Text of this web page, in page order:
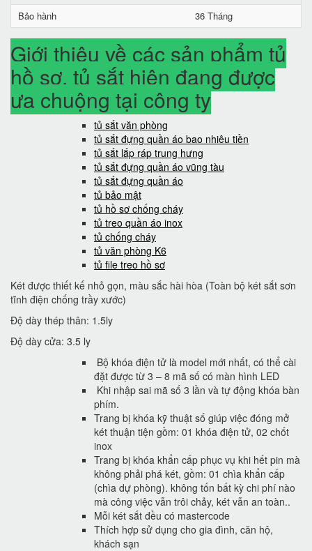
Bảo hành
36 Tháng
Giới thiệu về các sản phẩm tủ
hồ sơ, tủ sắt hiện đang được
ưa chuộng tại công ty
tủ sắt văn phòng
tủ sắt đựng quần áo bao nhiêu tiền
tủ sắt lắp ráp trung hưng
tủ sắt đựng quần áo vũng tàu
tủ sắt đựng quần áo
tủ bảo mật
tủ hồ sơ chống cháy
tủ treo quần áo inox
tủ chống cháy
tủ văn phòng K6
tủ file treo hồ sơ
Két được thiết kế nhỏ gọn, màu sắc hài hòa (Toàn bộ két sắt sơn
tĩnh điện chống trầy xước)
Độ dày thép thân: 1.5ly
Độ dày cửa: 3.5 ly
Bộ khóa điện tử là model mới nhất, có thể cài
đặt được từ 3 – 8 mã số có màn hình LED
Khi nhập sai mã số 3 lần và tự động khóa bàn
phím.
Trang bị khóa kỹ thuật số giúp việc đóng mở
két thuận tiện gồm: 01 khóa điện tử, 02 chốt
inox
Trang bị khóa khẩn cấp phục vụ khi hết pin mà
không phải phá két, gồm: 01 chìa khẩn cấp
(chìa dự phòng). không tốn bất kỳ chi phí nào
mà công việc vẫn trôi chảy, két vẫn an toàn..
Mỗi két sắt đều có mastercode
Thích hợp sử dụng cho gia đình, căn hộ,
khách sạn